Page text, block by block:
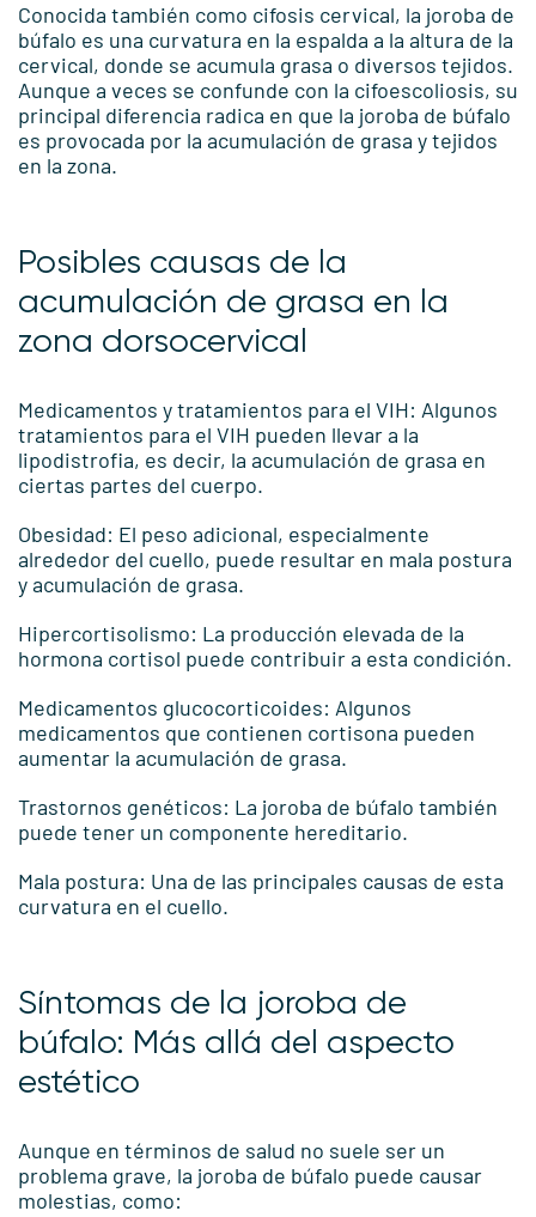
Conocida también como cifosis cervical, la joroba de
búfalo es una curvatura en la espalda a la altura de la
cervical, donde se acumula grasa o diversos tejidos.
Aunque a veces se confunde con la cifoescoliosis, su
principal diferencia radica en que la joroba de búfalo
es provocada por la acumulación de grasa y tejidos
en la zona.
Posibles causas de la
acumulación de grasa en la
zona dorsocervical
Medicamentos y tratamientos para el VIH: Algunos
tratamientos para el VIH pueden llevar a la
lipodistrofia, es decir, la acumulación de grasa en
ciertas partes del cuerpo.
Obesidad: El peso adicional, especialmente
alrededor del cuello, puede resultar en mala postura
y acumulación de grasa.
Hipercortisolismo: La producción elevada de la
hormona cortisol puede contribuir a esta condición.
Medicamentos glucocorticoides: Algunos
medicamentos que contienen cortisona pueden
aumentar la acumulación de grasa.
Trastornos genéticos: La joroba de búfalo también
puede tener un componente hereditario.
Mala postura: Una de las principales causas de esta
curvatura en el cuello.
Síntomas de la joroba de
búfalo: Más allá del aspecto
estético
Aunque en términos de salud no suele ser un
problema grave, la joroba de búfalo puede causar
molestias, como: